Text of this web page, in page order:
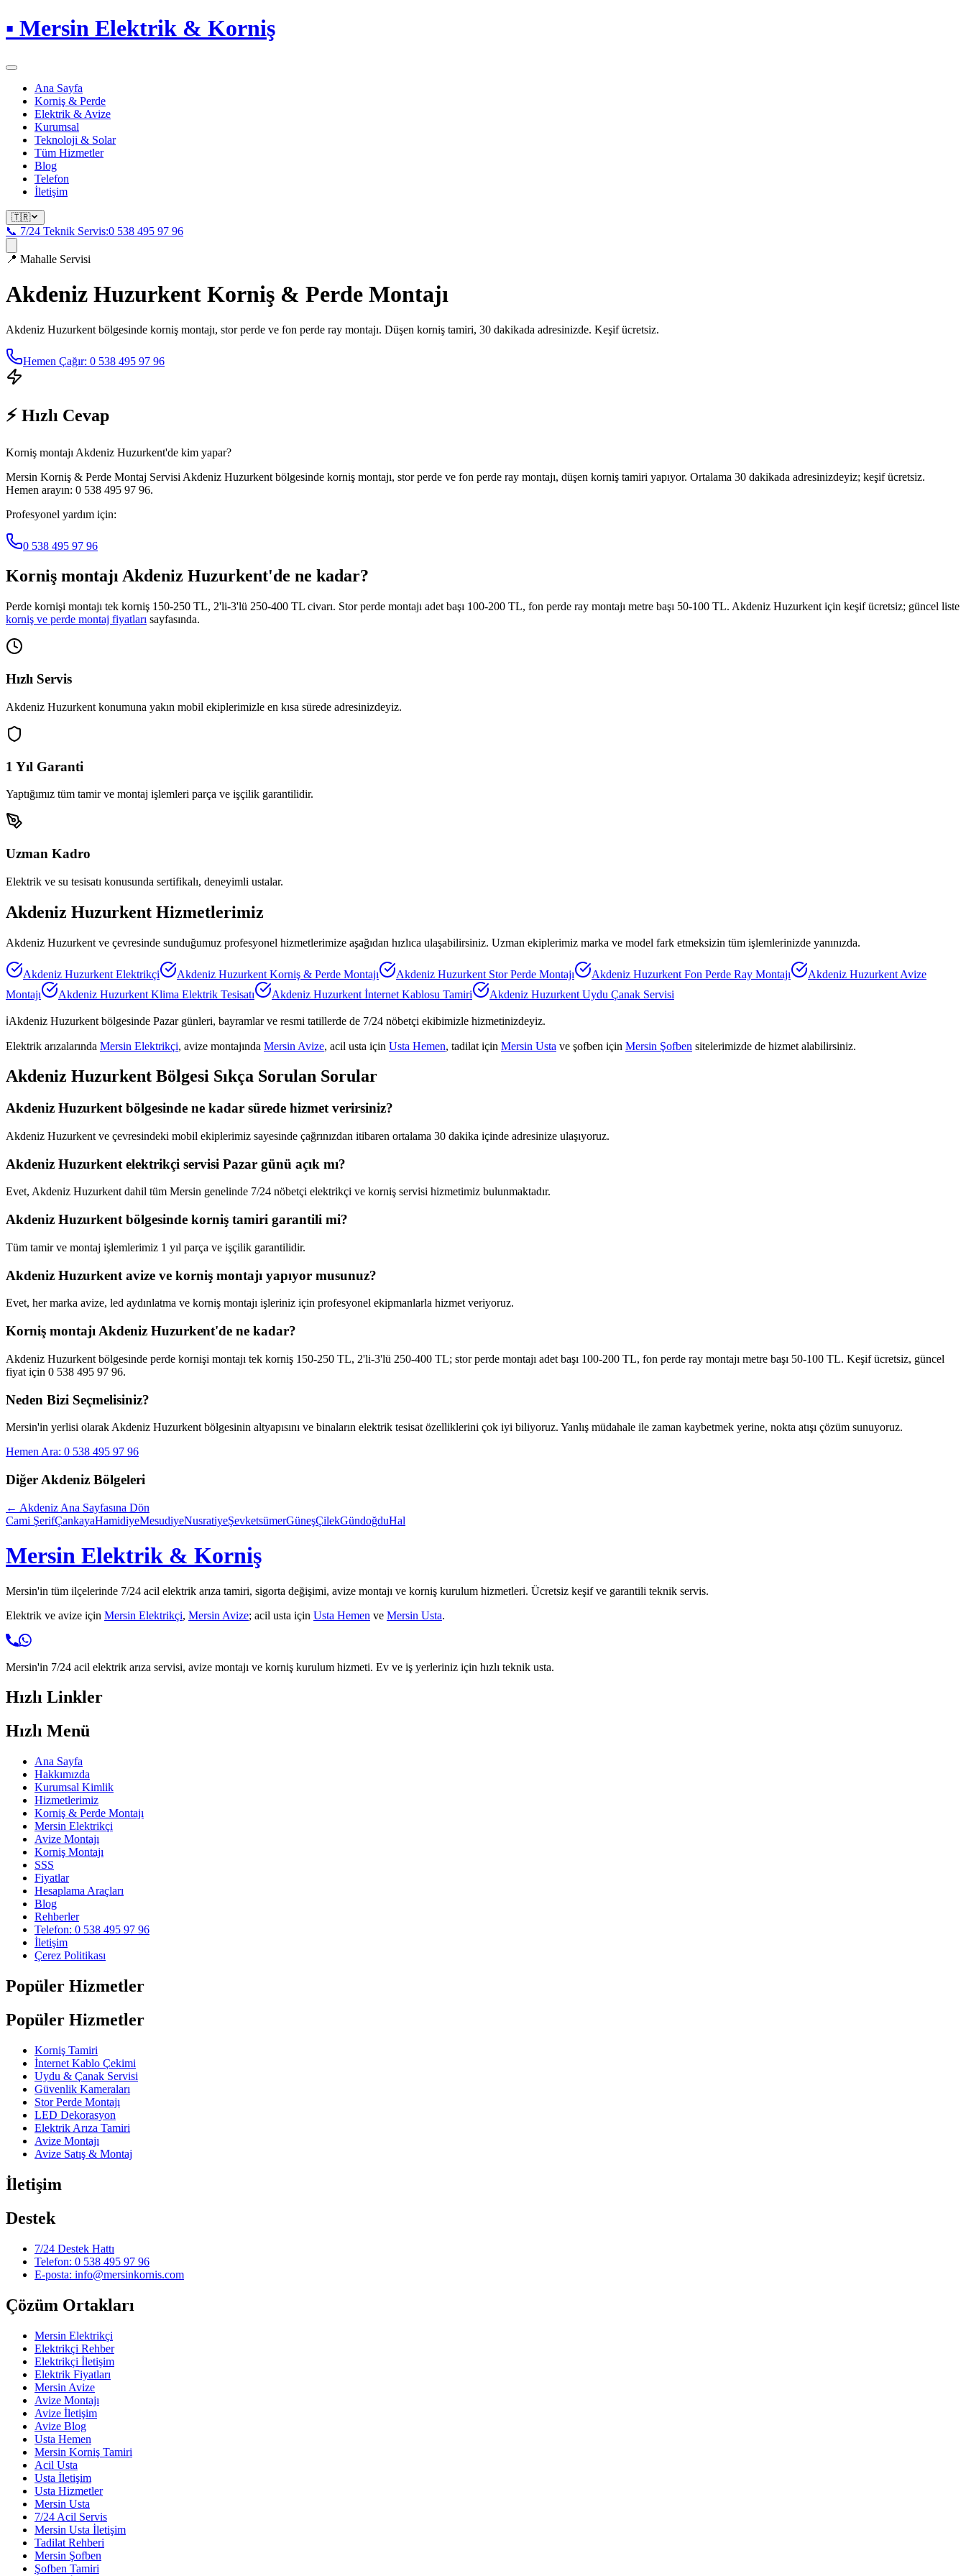
▪ Mersin Elektrik & Korniş
Ana Sayfa
Korniş & Perde
Elektrik & Avize
Kurumsal
Teknoloji & Solar
Tüm Hizmetler
Blog
Telefon
İletişim
🇹🇷
📞 7/24 Teknik Servis:0 538 495 97 96
📍 Mahalle Servisi
Akdeniz Huzurkent Korniş & Perde Montajı
Akdeniz Huzurkent bölgesinde korniş montajı, stor perde ve fon perde ray montajı. Düşen korniş tamiri, 30 dakikada adresinizde. Keşif ücretsiz.
Hemen Çağır: 0 538 495 97 96
⚡ Hızlı Cevap
Korniş montajı Akdeniz Huzurkent'de kim yapar?
Mersin Korniş & Perde Montaj Servisi Akdeniz Huzurkent bölgesinde korniş montajı, stor perde ve fon perde ray montajı, düşen korniş tamiri yapıyor. Ortalama 30 dakikada adresinizdeyiz; keşif ücretsiz.
Hemen arayın: 0 538 495 97 96.
Profesyonel yardım için:
0 538 495 97 96
Korniş montajıAkdeniz Huzurkent'de ne kadar?
Perde kornişi montajı tek korniş 150-250 TL, 2'li-3'lü 250-400 TL civarı. Stor perde montajı adet başı 100-200 TL, fon perde ray montajı metre başı 50-100 TL. Akdeniz Huzurkent için keşif ücretsiz; güncel liste
korniş ve perde montaj fiyatları sayfasında.
Hızlı Servis
Akdeniz Huzurkent konumuna yakın mobil ekiplerimizle en kısa sürede adresinizdeyiz.
1 Yıl Garanti
Yaptığımız tüm tamir ve montaj işlemleri parça ve işçilik garantilidir.
Uzman Kadro
Elektrik ve su tesisatı konusunda sertifikalı, deneyimli ustalar.
Akdeniz Huzurkent Hizmetlerimiz
Akdeniz Huzurkent ve çevresinde sunduğumuz profesyonel hizmetlerimize aşağıdan hızlıca ulaşabilirsiniz. Uzman ekiplerimiz marka ve model fark etmeksizin tüm işlemlerinizde yanınızda.
Akdeniz Huzurkent Elektrikçi Akdeniz Huzurkent Korniş & Perde Montajı Akdeniz Huzurkent Stor Perde Montajı Akdeniz Huzurkent Fon Perde Ray Montajı Akdeniz Huzurkent Avize
Montajı
Akdeniz Huzurkent Klima Elektrik Tesisatı Akdeniz Huzurkent İnternet Kablosu Tamiri Akdeniz Huzurkent Uydu Çanak Servisi
ℹ️Akdeniz Huzurkent bölgesinde Pazar günleri, bayramlar ve resmi tatillerde de 7/24 nöbetçi ekibimizle hizmetinizdeyiz.
Elektrik arızalarında Mersin Elektrikçi, avize montajında Mersin Avize, acil usta için Usta Hemen, tadilat için Mersin Usta ve şofben için Mersin Şofben sitelerimizde de hizmet alabilirsiniz.
Akdeniz Huzurkent Bölgesi Sıkça Sorulan Sorular
Akdeniz Huzurkent bölgesinde ne kadar sürede hizmet verirsiniz?
Akdeniz Huzurkent ve çevresindeki mobil ekiplerimiz sayesinde çağrınızdan itibaren ortalama 30 dakika içinde adresinize ulaşıyoruz.
Akdeniz Huzurkent elektrikçi servisi Pazar günü açık mı?
Evet, Akdeniz Huzurkent dahil tüm Mersin genelinde 7/24 nöbetçi elektrikçi ve korniş servisi hizmetimiz bulunmaktadır.
Akdeniz Huzurkent bölgesinde korniş tamiri garantili mi?
Tüm tamir ve montaj işlemlerimiz 1 yıl parça ve işçilik garantilidir.
Akdeniz Huzurkent avize ve korniş montajı yapıyor musunuz?
Evet, her marka avize, led aydınlatma ve korniş montajı işleriniz için profesyonel ekipmanlarla hizmet veriyoruz.
Korniş montajı Akdeniz Huzurkent'de ne kadar?
Akdeniz Huzurkent bölgesinde perde kornişi montajı tek korniş 150-250 TL, 2'li-3'lü 250-400 TL; stor perde montajı adet başı 100-200 TL, fon perde ray montajı metre başı 50-100 TL. Keşif ücretsiz, güncel
fiyat için 0 538 495 97 96.
Neden Bizi Seçmelisiniz?
Mersin'in yerlisi olarak Akdeniz Huzurkent bölgesinin altyapısını ve binaların elektrik tesisat özelliklerini çok iyi biliyoruz. Yanlış müdahale ile zaman kaybetmek yerine, nokta atışı çözüm sunuyoruz.
Hemen Ara: 0 538 495 97 96
Diğer Akdeniz Bölgeleri
← Akdeniz Ana Sayfasına Dön
Cami ŞerifÇankayaHamidiyeMesudiyeNusratiyeŞevketsümerGüneşÇilekGündoğduHal
Mersin Elektrik & Korniş
Mersin'in tüm ilçelerinde 7/24 acil elektrik arıza tamiri, sigorta değişimi, avize montajı ve korniş kurulum hizmetleri. Ücretsiz keşif ve garantili teknik servis.
Elektrik ve avize için Mersin Elektrikçi, Mersin Avize; acil usta için Usta Hemen ve Mersin Usta.
Mersin'in 7/24 acil elektrik arıza servisi, avize montajı ve korniş kurulum hizmeti. Ev ve iş yerleriniz için hızlı teknik usta.
Hızlı Linkler
Hızlı Menü
Ana Sayfa
Hakkımızda
Kurumsal Kimlik
Hizmetlerimiz
Korniş & Perde Montajı
Mersin Elektrikçi
Avize Montajı
Korniş Montajı
SSS
Fiyatlar
Hesaplama Araçları
Blog
Rehberler
Telefon: 0 538 495 97 96
İletişim
Çerez Politikası
Popüler Hizmetler
Popüler Hizmetler
Korniş Tamiri
İnternet Kablo Çekimi
Uydu & Çanak Servisi
Güvenlik Kameraları
Stor Perde Montajı
LED Dekorasyon
Elektrik Arıza Tamiri
Avize Montajı
Avize Satış & Montaj
İletişim
Destek
7/24 Destek Hattı
Telefon: 0 538 495 97 96
E-posta: info@mersinkornis.com
Çözüm Ortakları
Mersin Elektrikçi
Elektrikçi Rehber
Elektrikçi İletişim
Elektrik Fiyatları
Mersin Avize
Avize Montajı
Avize İletişim
Avize Blog
Usta Hemen
Mersin Korniş Tamiri
Acil Usta
Usta İletişim
Usta Hizmetler
Mersin Usta
7/24 Acil Servis
Mersin Usta İletişim
Tadilat Rehberi
Mersin Şofben
Şofben Tamiri